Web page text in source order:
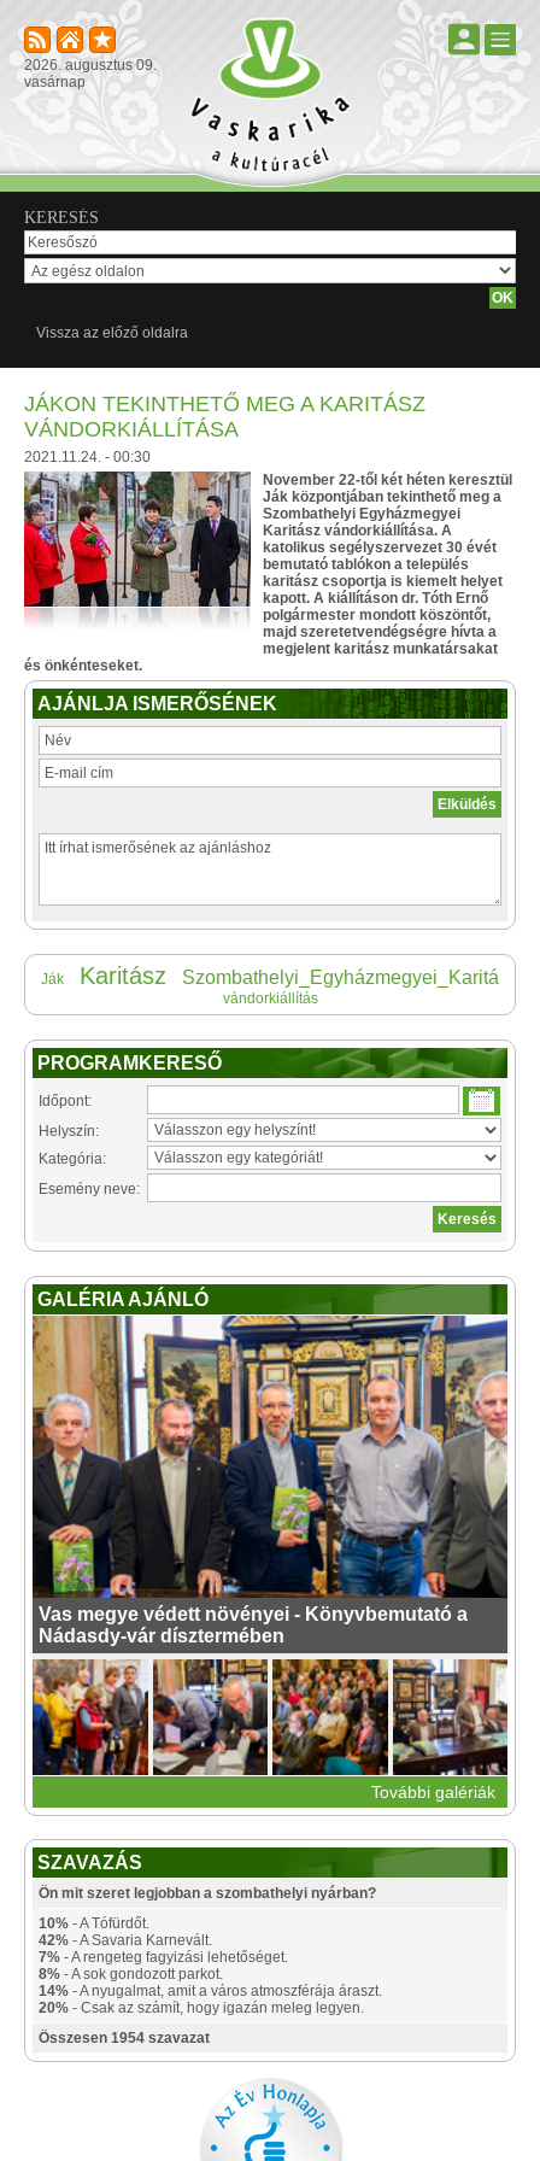
2026. augusztus 09.
vasárnap
KERESÉS
Vissza az előző oldalra
JÁKON TEKINTHETŐ MEG A KARITÁSZ
VÁNDORKIÁLLÍTÁSA
2021.11.24. - 00:30
November 22-től két héten keresztül
Ják központjában tekinthető meg a
Szombathelyi Egyházmegyei
Karitász vándorkiállítása. A
katolikus segélyszervezet 30 évét
bemutató tablókon a település
karitász csoportja is kiemelt helyet
kapott. A kiállításon dr. Tóth Ernő
polgármester mondott köszöntőt,
majd szeretetvendégségre hívta a
megjelent karitász munkatársakat
és önkénteseket.
AJÁNLJA ISMERŐSÉNEK
Ják Karitász Szombathelyi_Egyházmegyei_Karitá
vándorkiállítás
PROGRAMKERESŐ
Időpont:
Helyszín:
Kategória:
Esemény neve:
GALÉRIA AJÁNLÓ
Vas megye védett növényei - Könyvbemutató a
Nádasdy-vár dísztermében
További galériák
SZAVAZÁS
Ön mit szeret legjobban a szombathelyi nyárban?
10% - A Tófürdőt.
42% - A Savaria Karnevált.
7% - A rengeteg fagyizási lehetőséget.
8% - A sok gondozott parkot.
14% - A nyugalmat, amit a város atmoszférája áraszt.
20% - Csak az számít, hogy igazán meleg legyen.
Összesen 1954 szavazat